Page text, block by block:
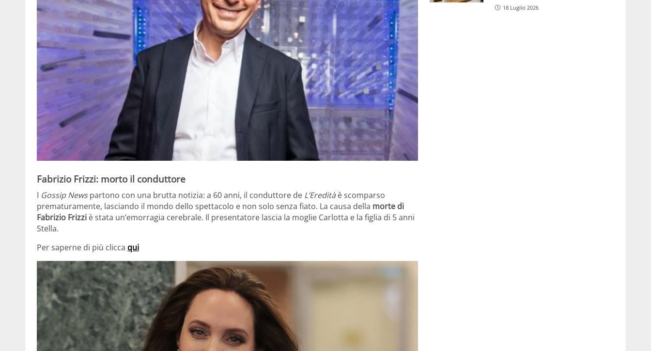
Fabrizio Frizzi: morto il conduttore
I Gossip Newspartono con una brutta notizia: a 60 anni, il conduttore de L’Eredità è scomparso
prematuramente, lasciando il mondo dello spettacolo e non solo senza fiato. La causa della morte di
Fabrizio Frizzi è stata un’emorragia cerebrale. Il presentatore lascia la moglie Carlotta e la figlia di 5 anni
Stella.
Per saperne di più clicca qui
18 Luglio 2026